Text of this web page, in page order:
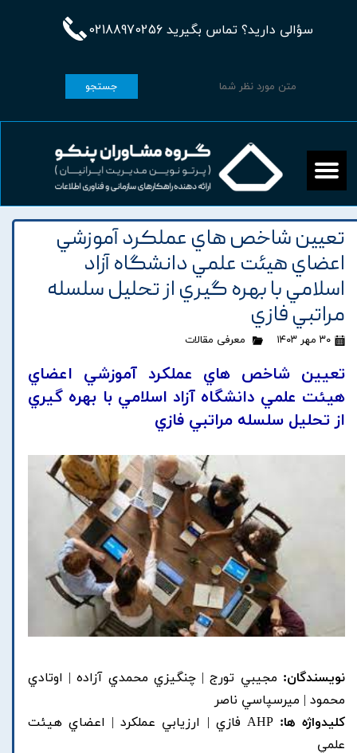
سؤالی دارید؟ تماس بگیرید 02188970256
جستجو
تعيين شاخص هاي عملکرد آموزشي
اعضاي هيئت علمي دانشگاه آزاد
اسلامي با بهره گيري از تحليل سلسله
مراتبي فازي
۳۰ مهر ۱۴۰۳ معرفی مقالات
تعيين شاخص هاي عملکرد آموزشي اعضاي
هيئت علمي دانشگاه آزاد اسلامي با بهره گيري
از تحليل سلسله مراتبي فازي
نویسندگان: مجيبي تورج | چنگيزي محمدي آزاده | اوتادي
محمود | ميرسپاسي ناصر
کلیدواژه ها:
AHP فازي | ارزيابي عملکرد | اعضاي هيئت
علمي